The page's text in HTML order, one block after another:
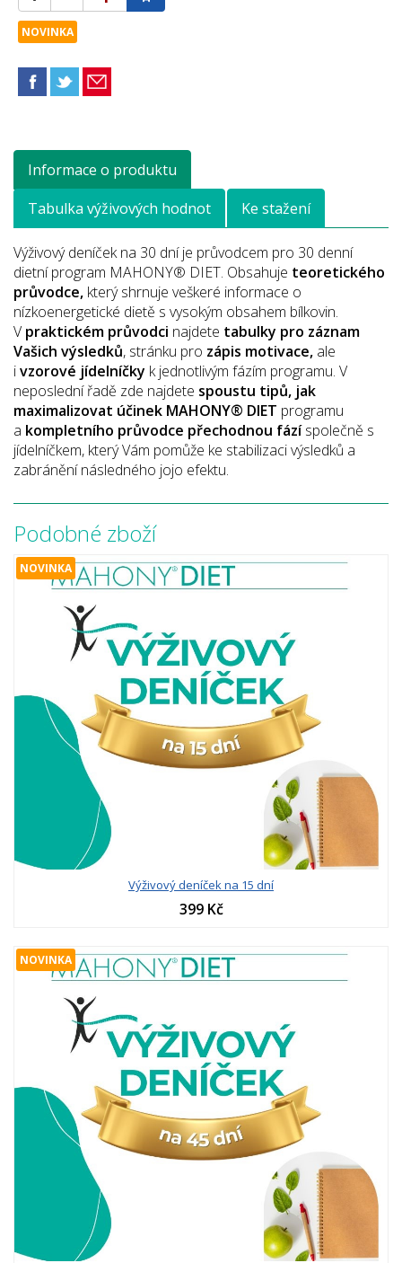
NOVINKA
Informace o produktu
Tabulka výživových hodnot
Ke stažení
Výživový deníček na 30 dní je průvodcem pro 30 denní
dietní program MAHONY® DIET. Obsahuje teoretického
průvodce, který shrnuje veškeré informace o
nízkoenergetické dietě s vysokým obsahem bílkovin.
V praktickém průvodci najdete tabulky pro záznam
Vašich výsledků, stránku pro zápis motivace, ale
ivzorové jídelníčky k jednotlivým fázím programu. V
neposlední řadě zde najdete spoustu tipů, jak
maximalizovat účinek MAHONY® DIET programu
a kompletního průvodce přechodnou fázíspolečně s
jídelníčkem, který Vám pomůže ke stabilizaci výsledků a
zabránění následného jojo efektu.
Podobné zboží
NOVINKA
Výživový deníček na 15 dní
399 Kč
NOVINKA